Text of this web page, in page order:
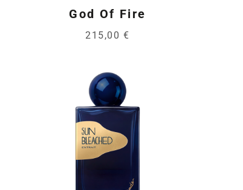
God Of Fire
215,00 €